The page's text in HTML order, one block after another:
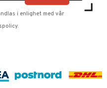
i enlighet med vår
.